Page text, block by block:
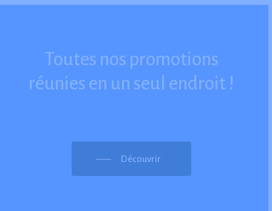
Toutes nos promotions
réunies en un seul endroit !
Découvrir